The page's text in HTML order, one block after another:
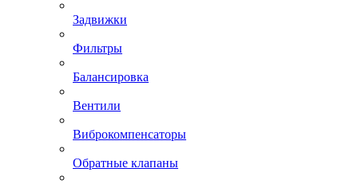
Задвижки
Фильтры
Балансировка
Вентили
Виброкомпенсаторы
Обратные клапаны